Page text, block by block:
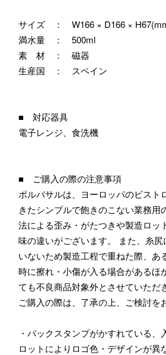
サイズ ： W166 × D166 ×
満水量 ： 500ml
素 材 ： 磁器
生産国 ： スペイン
■ 対応器具
電子レンジ、食洗機
■ ご購入の際の注意事項
ポルバサルは、ヨーロッパのビスト
きたシンプルで飽きのこない業務用
法による歪み・がたつきや製造ロッ
味の違いがございます。 また、糸
いないため製造工程で重ねた際、あ
時に擦れ・小傷が入る場合があるほ
ても不良商品対象外とさせていただ
ご購入の際は、了承の上、ご検討を
・バックスタンプがかすれている、
ロットによりロゴ色・デザインが異